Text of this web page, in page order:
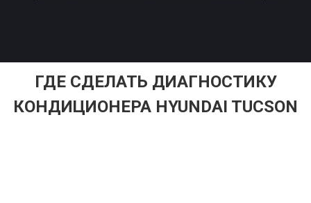
ГДЕ СДЕЛАТЬ ДИАГНОСТИКУ
КОНДИЦИОНЕРА HYUNDAI TUCSON